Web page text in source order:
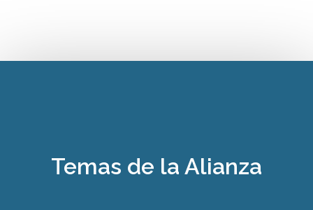
Temas de la Alianza